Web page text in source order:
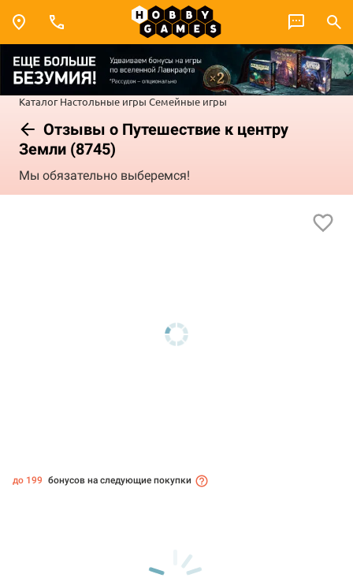
Каталог Настольные игры Семейные игры
Отзывы о Путешествие к центру
Земли (8745)
Мы обязательно выберемся!
до 199 бонусов на следующие покупки